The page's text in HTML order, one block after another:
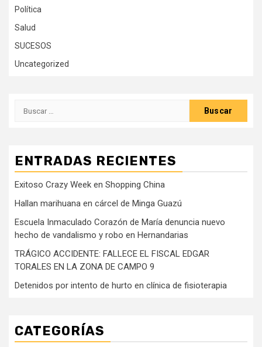
Política
Salud
SUCESOS
Uncategorized
Buscar:
ENTRADAS RECIENTES
Exitoso Crazy Week en Shopping China
Hallan marihuana en cárcel de Minga Guazú
Escuela Inmaculado Corazón de María denuncia nuevo
hecho de vandalismo y robo en Hernandarias
TRÁGICO ACCIDENTE: FALLECE EL FISCAL EDGAR
TORALES EN LA ZONA DE CAMPO 9
Detenidos por intento de hurto en clínica de fisioterapia
CATEGORÍAS